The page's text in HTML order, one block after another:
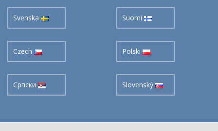
Svenska Suomi
Czech Polski
Cрпски Slovenský